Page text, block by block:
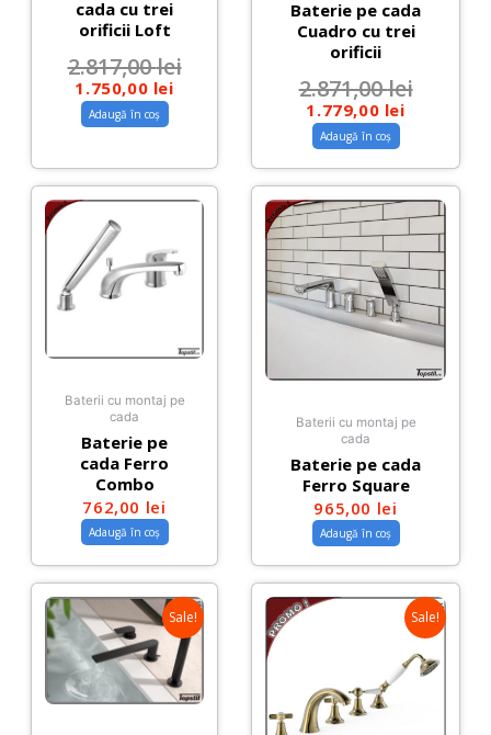
cada cu trei
orificii Loft
2.817,00lei
1.750,00 lei
Adaugă în coș
Baterie pe cada
Cuadro cu trei
orificii
2.871,00lei
1.779,00 lei
Adaugă în coș
Baterii cu montaj pe
cada
Baterie pe
cada Ferro
Combo
762,00 lei
Adaugă în coș
Baterii cu montaj pe
cada
Baterie pe cada
Ferro Square
965,00 lei
Adaugă în coș
Sale! Sale!